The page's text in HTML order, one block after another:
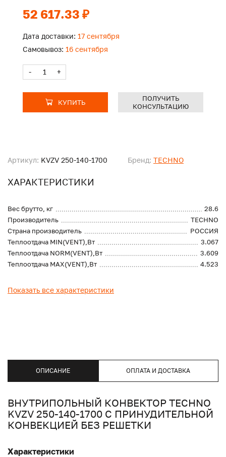
Артикул: KVZV 250-140-1700 Бренд: TECHNO
ХАРАКТЕРИСТИКИ
Вес брутто, кг
28.6
Производитель
TECHNO
Страна производитель
РОССИЯ
Теплоотдача MIN(VENT),Вт
3.067
Теплоотдача NORM(VENT),Вт
3.609
Теплоотдача MAX(VENT),Вт
4.523
Показать все характеристики
52 617.33 ₽
Дата доставки: 17 сентября
Самовывоз: 16 сентября
- +
КУПИТЬ
ПОЛУЧИТЬ
КОНСУЛЬТАЦИЮ
ОПИСАНИЕ ОПЛАТА И ДОСТАВКА
ВНУТРИПОЛЬНЫЙ КОНВЕКТОР TECHNO
KVZV 250-140-1700 С ПРИНУДИТЕЛЬНОЙ
КОНВЕКЦИЕЙ БЕЗ РЕШЕТКИ
Характеристики